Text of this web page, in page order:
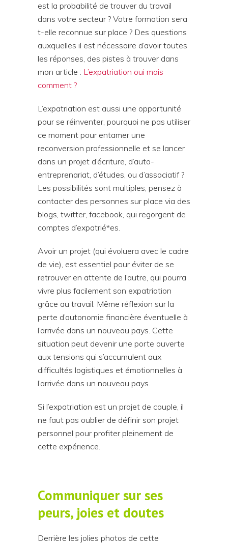
est la probabilité de trouver du travail
dans votre secteur ? Votre formation sera
t-elle reconnue sur place ? Des questions
auxquelles il est nécessaire d’avoir toutes
les réponses, des pistes à trouver dans
mon article : L’expatriation oui mais
comment ?
L’expatriation est aussi une opportunité
pour se réinventer, pourquoi ne pas utiliser
ce moment pour entamer une
reconversion professionnelle et se lancer
dans un projet d’écriture, d’auto-
entreprenariat, d’études, ou d’associatif ?
Les possibilités sont multiples, pensez à
contacter des personnes sur place via des
blogs, twitter, facebook, qui regorgent de
comptes d’expatrié*es.
Avoir un projet (qui évoluera avec le cadre
de vie), est essentiel pour éviter de se
retrouver en attente de l’autre, qui pourra
vivre plus facilement son expatriation
grâce au travail. Même réflexion sur la
perte d’autonomie financière éventuelle à
l’arrivée dans un nouveau pays. Cette
situation peut devenir une porte ouverte
aux tensions qui s’accumulent aux
difficultés logistiques et émotionnelles à
l’arrivée dans un nouveau pays.
Si l’expatriation est un projet de couple, il
ne faut pas oublier de définir son projet
personnel pour profiter pleinement de
cette expérience.
Communiquer sur ses
peurs, joies et doutes
Derrière les jolies photos de cette